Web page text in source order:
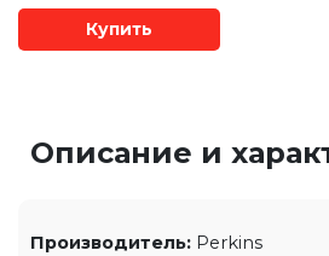
Купить
Описание и
Производитель: Perkins